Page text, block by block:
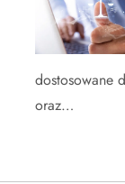
dostosowane
oraz…